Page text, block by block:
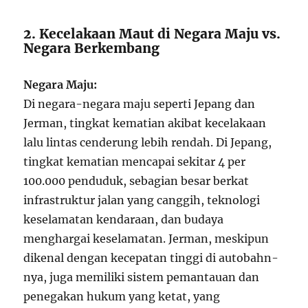
2. Kecelakaan Maut di Negara Maju vs.
Negara Berkembang
Negara Maju:
Di negara-negara maju seperti Jepang dan
Jerman, tingkat kematian akibat kecelakaan
lalu lintas cenderung lebih rendah. Di Jepang,
tingkat kematian mencapai sekitar 4 per
100.000 penduduk, sebagian besar berkat
infrastruktur jalan yang canggih, teknologi
keselamatan kendaraan, dan budaya
menghargai keselamatan. Jerman, meskipun
dikenal dengan kecepatan tinggi di autobahn-
nya, juga memiliki sistem pemantauan dan
penegakan hukum yang ketat, yang